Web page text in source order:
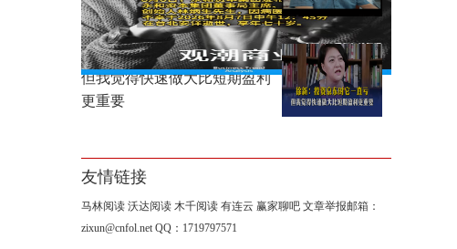
徐新：投资京东时它一直亏，
但我觉得快速做大比短期盈利
更重要
友情链接
马林阅读 沃达阅读 木千阅读 有连云 赢家聊吧 文章举报邮箱：
zixun@cnfol.net QQ：1719797571